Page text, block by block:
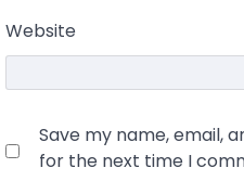
Website
Save my name, email,
for the next time I